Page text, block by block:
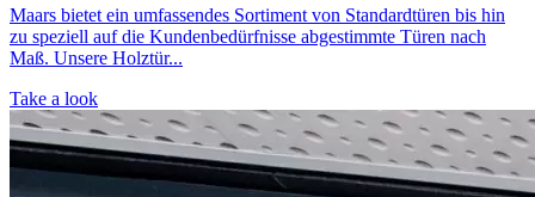
Maars bietet ein umfassendes Sortiment von Standardtüren bis hin
zu speziell auf die Kundenbedürfnisse abgestimmte Türen nach
Maß. Unsere Holztür...
Take a look